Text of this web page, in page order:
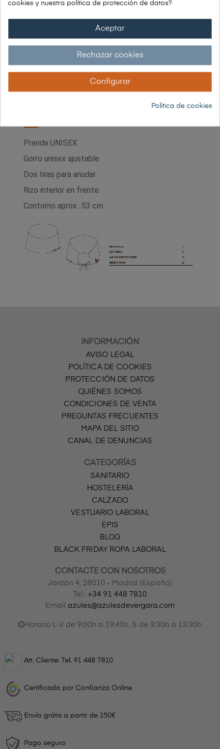
Si tienes alguna duda: Tel. 91 448 78 10
Envío grátis a partir de 150€
Prenda UNISEX.
Gorro unisex ajustable.
Dos tiras para anudar.
Rizo interior en frente.
Contorno aprox.: 53 cm.
INFORMACIÓN
AVISO LEGAL
POLÍTICA DE COOKIES
PROTECCIÓN DE DATOS
QUIÉNES SOMOS
CONDICIONES DE VENTA
PREGUNTAS FRECUENTES
MAPA DEL SITIO
CANAL DE DENUNCIAS
CATEGORÍAS
SANITARIO
HOSTELERÍA
CALZADO
VESTUARIO LABORAL
EPIS
BLOG
BLACK FRIDAY ROPA LABORAL
CONTACTE CON NOSOTROS
Jordán 4, 28010 - Madrid (España)
Tel.: +34 91 448 7810
Email azules@azulesdevergara.com
Horario L-V de 9:00h a 19:45h. S de 9:30h a 13:30h
Att. Cliente: Tel. 91 448 7810
Certificada por Confianza Online
Envío grátis a partir de 150€
Pago seguro
cookies y nuestra política de protección de datos?
Aceptar
Rechazar cookies
Configurar
Política de cookies